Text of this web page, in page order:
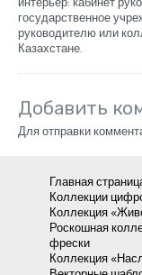
государственное
руководителю или
Казахстане.
Добавить
Для отправки
Главная
Коллекции
Коллекция
Роскошная
фрески
Коллекция